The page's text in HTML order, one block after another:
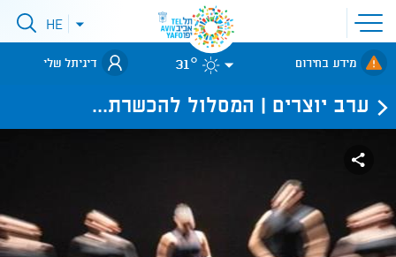
פתיחת
תפריט
אתר
לאתר עיריית
תל-אביב
פתיחתHE
מידע בחירום 31° דיגיתל שלי
ערב יוצרים | המסלול להכשרת...